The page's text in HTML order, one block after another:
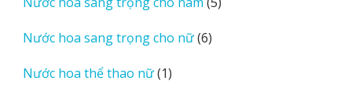
phẩm
Nước hoa sang trọng cho nữ 66
Nước hoa thể thao nữ 11